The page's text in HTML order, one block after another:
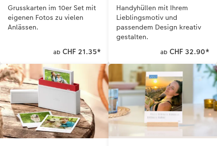
Grusskarten im 10er Set mit
eigenen Fotos zu vielen
Anlässen.
ab CHF 21.35*
Handyhüllen mit Ihrem
Lieblingsmotiv und
passendem Design kreativ
gestalten.
ab CHF 32.90*